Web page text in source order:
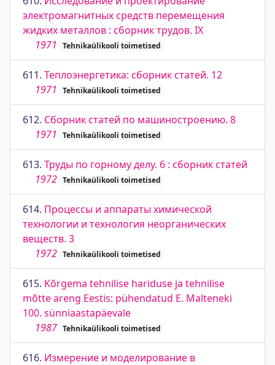
электромагнитных средств перемещения
жидких металлов : сборник трудов. IX
1971
Tehnikaülikooli toimetised
611. Теплоэнергетика: сборник статей. 12
1971
Tehnikaülikooli toimetised
612. Сборник статей по машиностроению. 8
1971
Tehnikaülikooli toimetised
613. Труды по горному делу. 6 : сборник статей
1972 Tehnikaülikooli toimetised
614. Процессы и аппараты химической
технологии и технология неорганических
веществ. 3
1972 Tehnikaülikooli toimetised
615. Kõrgema tehnilise hariduse ja tehnilise
mõtte areng Eestis: pühendatud E. Malteneki
100. sünniaastapäevale
1987 Tehnikaülikooli toimetised
616. Измерение и моделирование в